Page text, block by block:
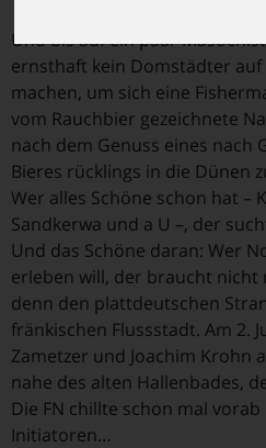
Und bis auf ein paar
ernsthaft kein Domstädter auf
machen, um sich eine
vom Rauchbier gezeichnete
nach dem Genuss eines nach
Bieres rücklings in die Dünen
Wer alles Schöne schon hat –
Sandkerwa und a U –, der
Und das Schöne daran: Wer
erleben will, der braucht nicht
denn den plattdeutschen
fränkischen Flussstadt. Am 2.
Zametzer und Joachim Krohn
nahe des alten Hallenbades,
Die FN chillte schon mal
Initiatoren…